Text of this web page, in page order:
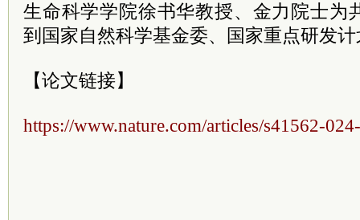
生命科学学院徐书华教授、金力院士为
到国家自然科学基金委、国家重点研发
【论文链接】
https://www.nature.com/articles/s41562-